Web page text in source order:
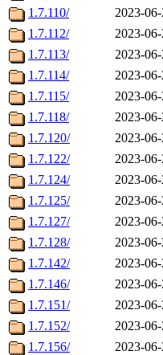
1.7.110/
2023-
1.7.112/
2023-
1.7.113/
2023-
1.7.114/
2023-
1.7.115/
2023-
1.7.118/
2023-
1.7.120/
2023-
1.7.122/
2023-
1.7.124/
2023-
1.7.125/
2023-
1.7.127/
2023-
1.7.128/
2023-
1.7.142/
2023-
1.7.146/
2023-
1.7.151/
2023-
1.7.152/
2023-
1.7.156/
2023-